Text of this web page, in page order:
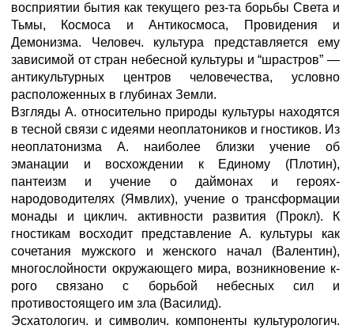
восприятии бытия как текущего рез-та борьбы Света и
Тьмы, Космоса и Антикосмоса, Провидения и
Демонизма. Человеч. культура представляется ему
зависимой от стран небесной культуры и “шрастров” —
антикультурных центров человечества, условно
расположенных в глубинах Земли.
Взгляды А. относительно природы культуры находятся
в тесной связи с идеями неоплатоников и гностиков. Из
неоплатонизма А. наиболее близки учение об
эманации и восхождении к Единому (Плотин),
пантеизм и учение о даймонах и героях-
народоводителях (Ямвлих), учение о трансформации
монады и циклич. активности развития (Прокл). К
гностикам восходит представление А. культуры как
сочетания мужского и женского начал (Валентин),
многослойности окружающего мира, возникновение к-
рого связано с борьбой небесных сил и
противостоящего им зла (Василид).
Эсхатологич. и символич. компоненты культурологич.